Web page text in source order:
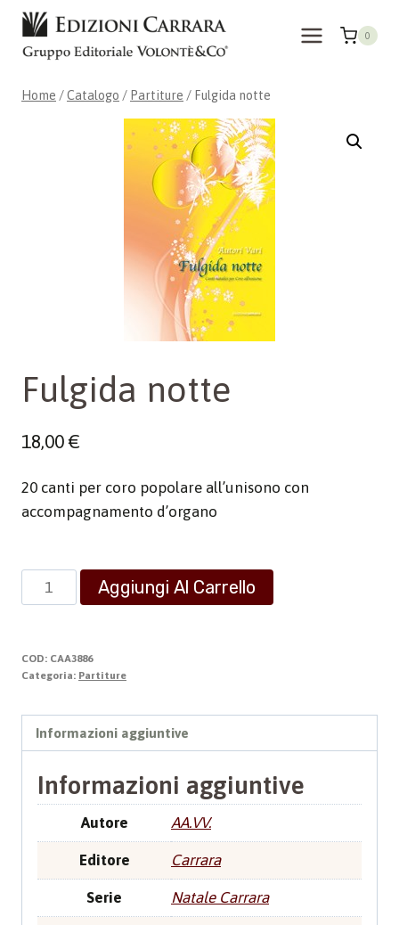
Salta
contenuto
0
Home /Catalogo / Partiture / Fulgida notte
Fulgida notte
18,00€
20 canti per coro popolare all’unisono con
accompagnamento d’organo
Fulgida
notte
Aggiungi Al Carrello
COD: CAA3886
Categoria: Partiture
Informazioni aggiuntive
Informazioni aggiuntive
Autore AA.VV.
Editore Carrara
Serie Natale Carrara